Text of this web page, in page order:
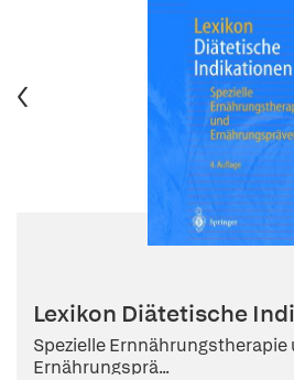
Lexikon Diätetische
Spezielle Ernnährungstherapie
Ernährungsprä...